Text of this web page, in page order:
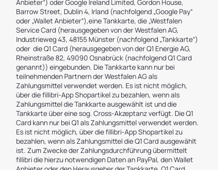
Anbieter“) oder Google Ireland Limited, Gordon House,
Barrow Street, Dublin 4, Irland (nachfolgend „Google Pay“
oder „Wallet Anbieter“),eine Tankkarte, die „Westfalen
Service Card (herausgegeben von der Westfalen AG,
Industrieweg 43, 48155 Münster (nachfolgend „Tankkarte“)
oder die Q1 Card (herausgegeben von der Q1 Energie AG,
Rheinstraße 82, 49090 Osnabrück (nachfolgend Q1 Card
genannt)) eingebunden. Die Tankkarte kann nur bei
teilnehmenden Partnern der Westfalen AG als
Zahlungsmittel verwendet werden. Es ist nicht möglich,
über die fillibri-App Shopartikel zu bezahlen, wenn als
Zahlungsmittel die Tankkarte ausgewählt ist und die
Tankkarte über eine sog. Cross-Akzeptanz verfügt. Die Q1
Card kann nur bei Q1 als Zahlungsmittel verwendet werden.
Es ist nicht möglich, über die fillibri-App Shopartikel zu
bezahlen, wenn als Zahlungsmittel die Q1 Card ausgewählt
ist. Zum Zwecke der Zahlungsdurchführung übermittelt
fillibri die hierzu notwendigen Daten an PayPal, den Wallet